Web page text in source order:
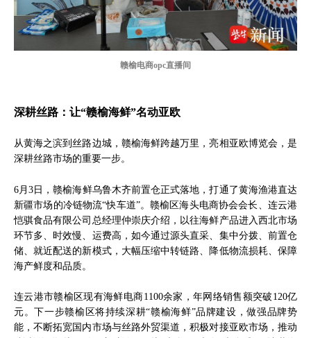
赣榆电商opc直播间
深耕丝路：让“赣榆海鲜”名动亚欧
从黄海之滨到丝路边城，赣榆海鲜跨越万里，亮相亚欧博览会，是
深耕丝路市场的重要一步。
6月3日，赣榆海鲜乌鲁木齐前置仓正式落地，打通了黄海渔港直达
新疆市场的冷链物流“快车道”。赣榆区海头电商协会会长、连云港
恺骐食品有限公司总经理仲崇庆介绍，以往海鲜产品进入西北市场
环节多、时效慢、运费高，如今通过源头直采、集中分拨、前置仓
储、就近配送的新模式，大幅压缩中转链路、降低物流损耗、保障
海产鲜度和品质。
连云港市赣榆区现有海鲜电商1100余家，年网络销售额突破120亿
元。下一步赣榆区将持续深耕“赣榆海鲜”品牌建设，做强品牌势
能，不断拓宽国内市场与丝路外贸渠道，积极对接亚欧市场，推动